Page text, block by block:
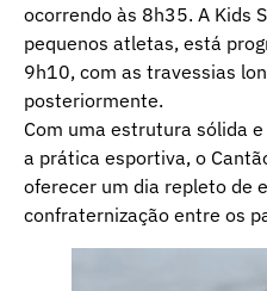
ocorrendo às 8h35. A Kids
pequenos atletas, está
9h10, com as travessias
posteriormente.
Com uma estrutura sólida
a prática esportiva, o
oferecer um dia repleto de
confraternização entre os